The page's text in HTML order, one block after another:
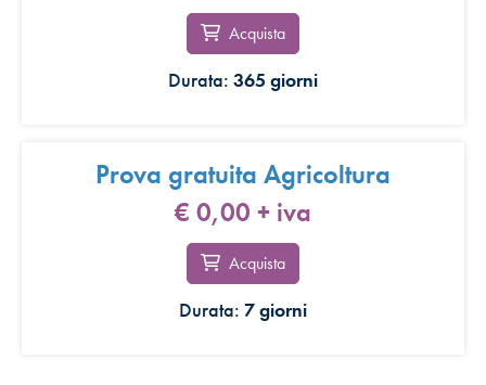
Acquista
Durata: 365 giorni
Prova gratuita Agricoltura
€ 0,00 + iva
Acquista
Durata: 7 giorni